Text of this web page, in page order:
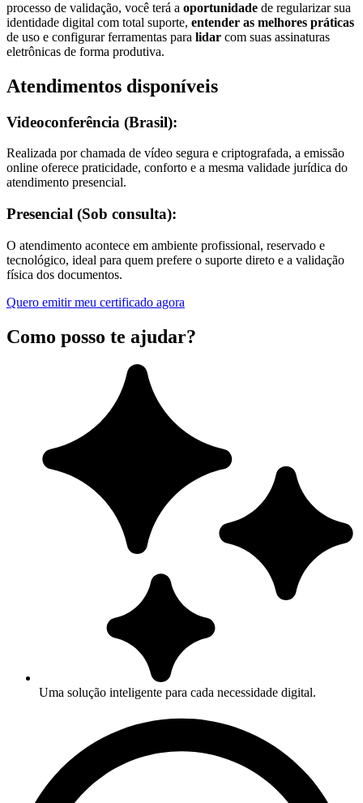
processo de validação, você terá a oportunidade de regularizar sua
identidade digital com total suporte, entender as melhores práticas
de uso e configurar ferramentas para lidar com suas assinaturas
eletrônicas de forma produtiva.
Atendimentos disponíveis
Videoconferência (Brasil):
Realizada por chamada de vídeo segura e criptografada, a emissão
online oferece praticidade, conforto e a mesma validade jurídica do
atendimento presencial.
Presencial (Sob consulta):
O atendimento acontece em ambiente profissional, reservado e
tecnológico, ideal para quem prefere o suporte direto e a validação
física dos documentos.
Quero emitir meu certificado agora
Como posso te ajudar?
Uma solução inteligente para cada necessidade digital.